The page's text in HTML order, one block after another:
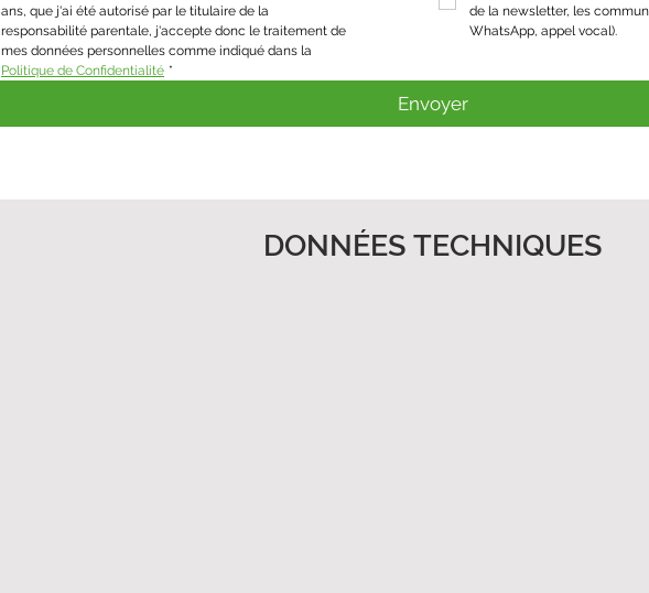
ans, que j'ai été autorisé par le titulaire de la
responsabilité parentale, j'accepte donc le traitement de
Politique de Confidentialité *
de la newsletter, les
WhatsApp, appel vocal).
Envoyer
DONNÉES TECHNIQUES